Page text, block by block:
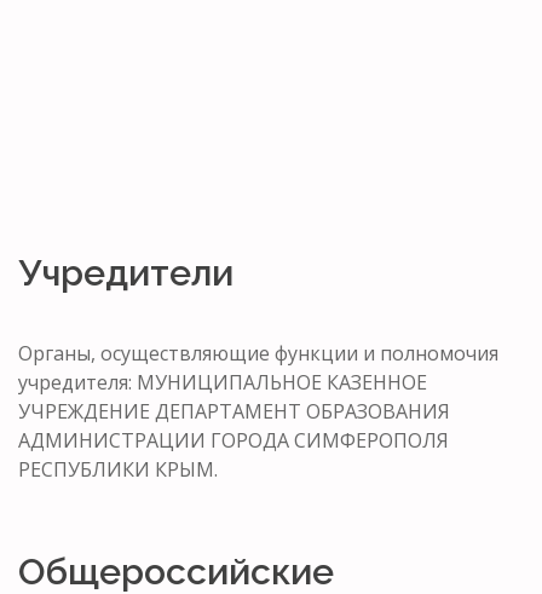
Учредители
Органы, осуществляющие функции и полномочия
учредителя: МУНИЦИПАЛЬНОЕ КАЗЕННОЕ
УЧРЕЖДЕНИЕ ДЕПАРТАМЕНТ ОБРАЗОВАНИЯ
АДМИНИСТРАЦИИ ГОРОДА СИМФЕРОПОЛЯ
РЕСПУБЛИКИ КРЫМ.
Общероссийские